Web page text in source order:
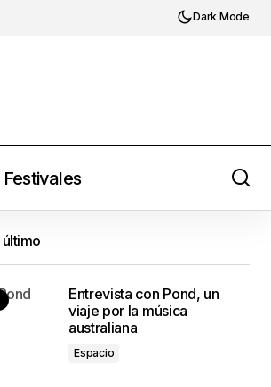
Dark Mode
Festivales
fechas en México presentando The
Gods We Can Touch (2022)
último
Entrevista con Pond, un
viaje por la música
australiana
Espacio